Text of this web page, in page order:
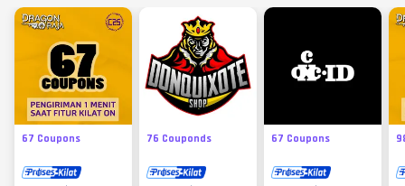
67 Coupons 76 Couponds 67 Coupons